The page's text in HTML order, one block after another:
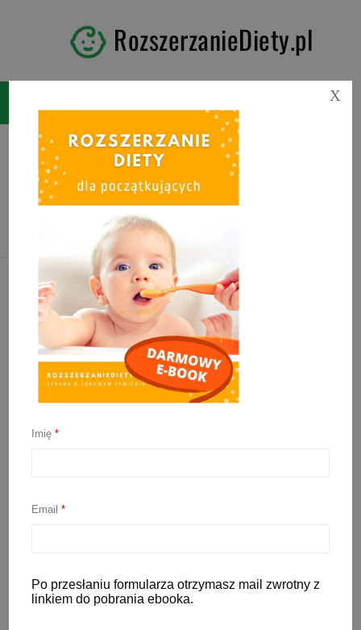
RozszerzanieDiety.pl
Tag:potrawy wigilijne dla
dzieci
dzieci i niemowląt
Wielkimi krokami zbliżają się Święta, a
Imię*
Email*
Po przesłaniu formularza otrzymasz mail zwrotny z
linkiem do pobrania ebooka.
X